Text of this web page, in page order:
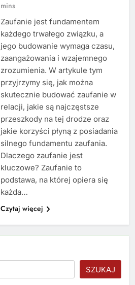
mins
Zaufanie jest fundamentem
każdego trwałego związku, a
jego budowanie wymaga czasu,
zaangażowania i wzajemnego
zrozumienia. W artykule tym
przyjrzymy się, jak można
skutecznie budować zaufanie w
relacji, jakie są najczęstsze
przeszkody na tej drodze oraz
jakie korzyści płyną z posiadania
silnego fundamentu zaufania.
Dlaczego zaufanie jest
kluczowe? Zaufanie to
podstawa, na której opiera się
każda…
Czytaj więcej
SZUKAJ